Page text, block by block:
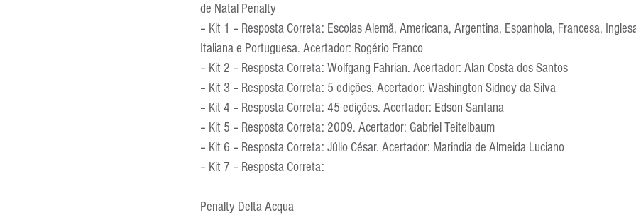
Entrevistas Equipamentos Escola Alemã Escola Americana
Escola Francesa Escola Inglesa
de Natal Penalty
– Kit 1 – Resposta Correta: Escolas Alemã, Americana, Argentina, Espanhola, Francesa,
Italiana e Portuguesa. Acertador: Rogério Franco
– Kit 2 – Resposta Correta: Wolfgang Fahrian. Acertador: Alan Costa dos Santos
– Kit 3 – Resposta Correta: 5 edições. Acertador: Washington Sidney da Silva
– Kit 4 – Resposta Correta: 45 edições. Acertador: Edson Santana
– Kit 5 – Resposta Correta: 2009. Acertador: Gabriel Teitelbaum
– Kit 6 – Resposta Correta: Júlio César. Acertador: Marindia de Almeida Luciano
– Kit 7 – Resposta Correta:
Penalty Delta Acqua